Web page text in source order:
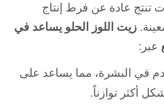
تنتج عادة عن فرط إنتاج
زيت اللوز الحلو يساعد في
عبر:
في البشرة، مما يساعد على
أكثر توازناً.